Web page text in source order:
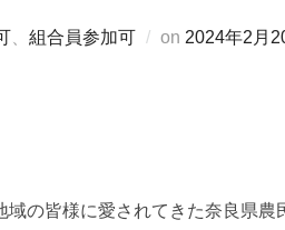
組合員参加可 on 2024年2月
の皆様に愛されてきた奈良県農